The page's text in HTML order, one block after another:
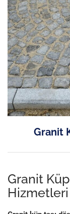
Granit
Granit
Hizmetleri